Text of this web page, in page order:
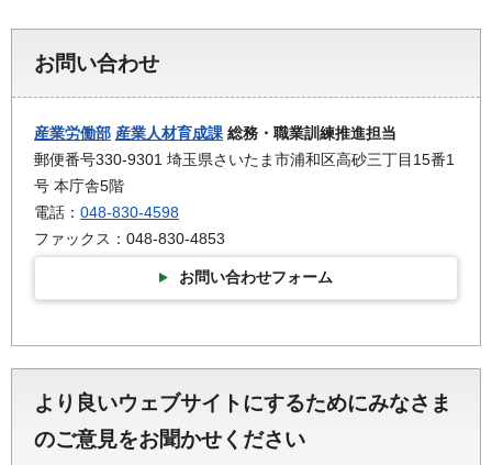
お問い合わせ
産業労働部 産業人材育成課 総務・職業訓練推進担当
郵便番号330-9301 埼玉県さいたま市浦和区高砂三丁目15番1
号 本庁舎5階
電話： 048-830-4598
ファックス：048-830-4853
お問い合わせフォーム
より良いウェブサイトにするためにみなさま
のご意見をお聞かせください